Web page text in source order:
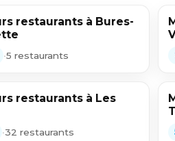
restaurants à Bures-
•5 restaurants
restaurants à Les
•32 restaurants